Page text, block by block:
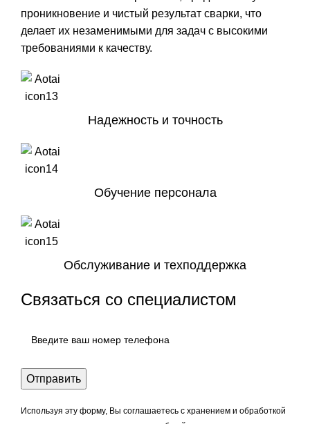
проникновение и чистый результат сварки, что
делает их незаменимыми для задач с высокими
требованиями к качеству.
Надежность и точность
Обучение персонала
Обслуживание и техподдержка
Связаться со специалистом
Используя эту форму, Вы соглашаетесь с хранением и обработкой